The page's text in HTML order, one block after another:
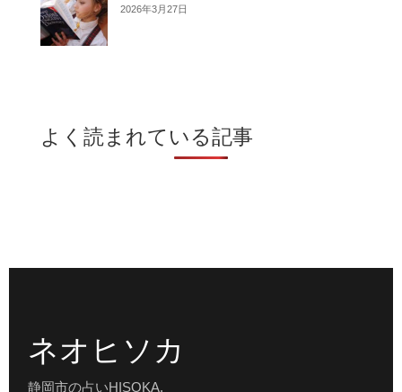
2026年3月27日
よく読まれている記事
ネオヒソカ
静岡市の占いHISOKA.